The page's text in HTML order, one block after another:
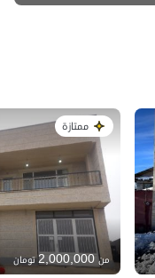
ممتازة
من 2,000,000تومان